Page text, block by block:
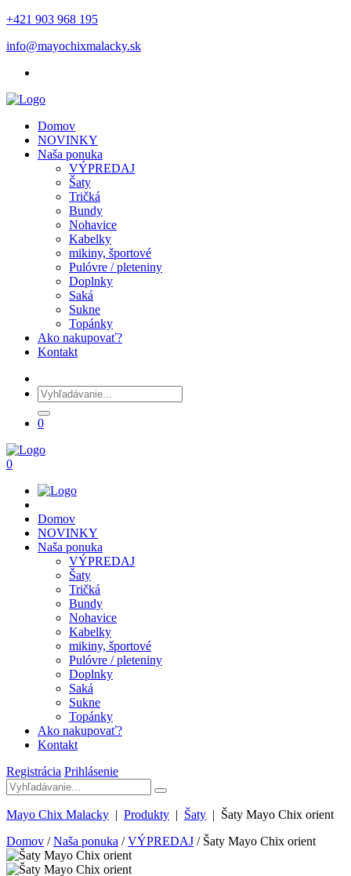
+421 903 968 195
info@mayochixmalacky.sk
Domov
NOVINKY
Naša ponuka
VÝPREDAJ
Šaty
Tričká
Bundy
Nohavice
Kabelky
mikiny, športové
Pulóvre / pleteniny
Doplnky
Saká
Sukne
Topánky
Ako nakupovať?
Kontakt
0
0
Domov
NOVINKY
Naša ponuka
VÝPREDAJ
Šaty
Tričká
Bundy
Nohavice
Kabelky
mikiny, športové
Pulóvre / pleteniny
Doplnky
Saká
Sukne
Topánky
Ako nakupovať?
Kontakt
Registrácia Prihlásenie
Mayo Chix Malacky | Produkty | Šaty | Šaty Mayo Chix orient
Domov /Naša ponuka /VÝPREDAJ / Šaty Mayo Chix orient